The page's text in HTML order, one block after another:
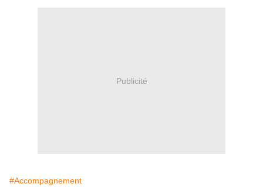
Publicité
#Accompagnement